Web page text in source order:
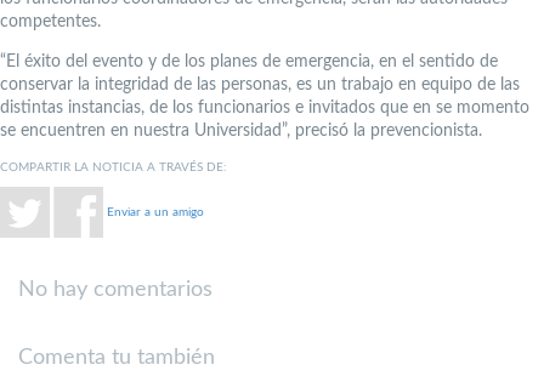
competentes.
“El éxito del evento y de los planes de emergencia, en el sentido de
conservar la integridad de las personas, es un trabajo en equipo de las
distintas instancias, de los funcionarios e invitados que en se momento
se encuentren en nuestra Universidad”, precisó la prevencionista.
COMPARTIR LA NOTICIA A TRAVÉS DE:
Enviar a un amigo
No hay comentarios
Comenta tu también